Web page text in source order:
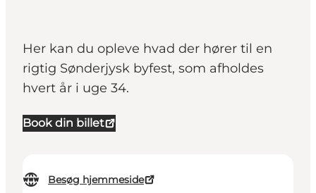
Her kan du opleve hvad der hører til en
rigtig Sønderjysk byfest, som afholdes
hvert år i uge 34.
Book din billet
Besøg hjemmeside